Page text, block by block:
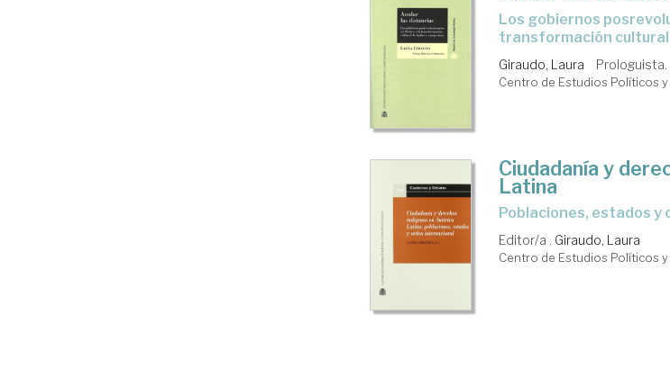
los gobiernos posrevolucionarios en México y la
transformación cultural
Giraudo, Laura Prologuista.
Centro de Estudios Políticos
Ciudadanía y
Latina
poblaciones, estados
Editor/a . Giraudo, Laura
Centro de Estudios Políticos